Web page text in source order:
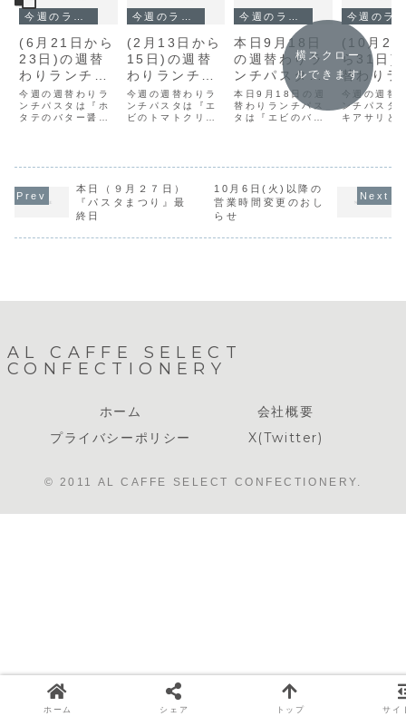
(6月21日から
23日)の週替
わりランチパ
スタは『ホタ
テのバター醤
油』です。
今週の週替わりラ
ンチパスタは『ホ
タテのバター醤
(2月13日から
15日)の週替
わりランチパ
スタは『エビ
のトマトクリ
ームソース』
今週の週替わりラ
ンチパスタは『エ
ビのトマトクリー
本日9月18日
の週替わりラ
ンチパスタは
『エビのバジ
ルソース』で
す。
本日9月18日の週
替わりランチパス
タは『エビのバジ
(10月29
ら31日)
替わりラ
パスタは
キアサリ
葉のパス
今週の週替
ンチパスタ
キアサリと
横スクロー
ルできます
本日（９月２７日）
『パスタまつり』最
終日
10月6日(火)以降の
営業時間変更のおし
らせ
AL CAFFE SELECT
CONFECTIONERY
ホーム
会社概要
プライバシーポリシー
X(Twitter)
© 2011 AL CAFFE SELECT CONFECTIONERY.
ホーム シェア トップ サイ